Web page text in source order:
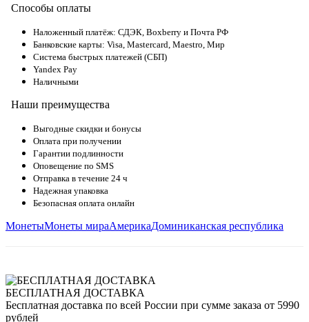
Способы оплаты
Наложенный платёж: СДЭК, Boxberry и Почта РФ
Банковские карты: Visa, Mastercard, Maestro, Мир
Система быстрых платежей (СБП)
Yandex Pay
Наличными
Наши преимущества
Выгодные скидки и бонусы
Оплата при получении
Гарантии подлинности
Оповещение по SMS
Отправка в течение 24 ч
Надежная упаковка
Безопасная оплата онлайн
МонетыМонеты мираАмерикаДоминиканская республика
БЕСПЛАТНАЯ ДОСТАВКА
Бесплатная доставка по всей России при сумме заказа от 5990
рублей